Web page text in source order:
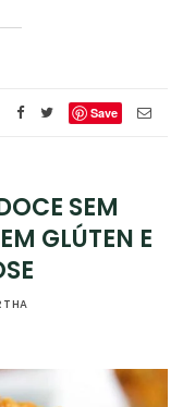
Save
SEM
GLÚTEN E